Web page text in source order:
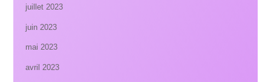
juillet 2023
juin 2023
mai 2023
avril 2023